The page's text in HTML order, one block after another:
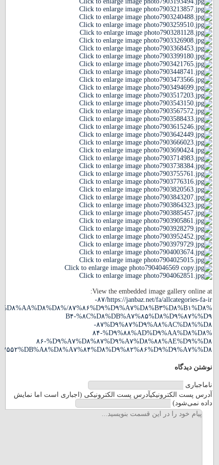
View the embedded image gallery online at:
https://janbaz.net/fa/allcategories-fa-ir/٨٧-
%D٩%٨٧%D٩%٨۵%D٨%A٧%DB%٨C%D٨%B۴-
%D٨%AC%D٨%A٨%D٩%٨٧%D٩%٨٧-
%D٨%AA%D٨%AD%D٩%٨٨%D٩%٨۴-
%D٨%AE%D٩%٨٨%D٨%A٧%D٩%٨٧%D٨%A٧%D٩%٨۶-
%D٨%A٧%D٩%٨۶%D٩%٨٢%D٩%٨۴%D٨%A٧%D٨%A٨%DB%٨C#sigProId٨١f٢٢d٧۵۵٢
نوشتن دیدگاه
ناماجباری
آدرس پست الکترونیکیآدرس پست الکترونیکی (اجباری است اما نمایش
داده نمی‌شود)